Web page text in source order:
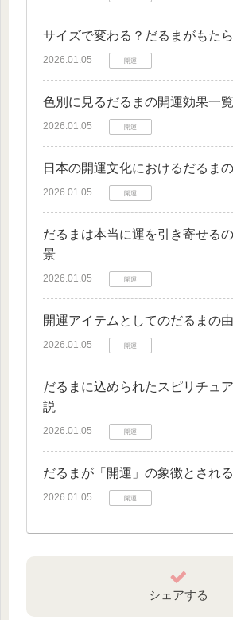
サイズで変わる？だるまがもた
2026.01.05 開運
色別に見るだるまの開運効果一覧
2026.01.05 開運
日本の開運文化におけるだるま
2026.01.05 開運
だるまは本当に運を引き寄せる
景
2026.01.05 開運
開運アイテムとしてのだるまの
2026.01.05 開運
だるまに込められたスピリチュ
説
2026.01.05 開運
だるまが「開運」の象徴とされ
2026.01.05 開運
シェアする